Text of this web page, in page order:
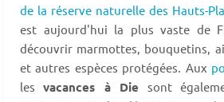
de la réserve naturelle des Hauts-
est aujourd'hui la plus vaste de
découvrir marmottes, bouquetins,
et autres espèces protégées. Aux
lesvacances à Die sont